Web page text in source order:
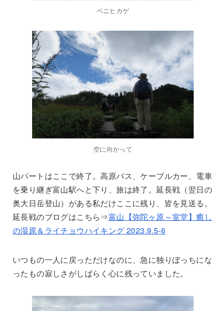
ベニヒカゲ
空に向かって
山パートはここで終了。高原バス、ケーブルカー、電車
を乗り継ぎ富山駅へと下り、旅は終了。延長戦（翌日の
奥大日岳登山）がある私だけここに残り、皆を見送る。
延長戦のブログはこちら⇒富山【弥陀ヶ原～室堂】癒し
の湿原＆ライチョウハイキング 2023.9.5-6
いつもの一人に戻っただけなのに、急に独りぼっちにな
ったもの寂しさがしばらく心に残っていました。